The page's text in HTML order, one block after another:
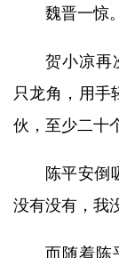
魏晋一惊。
贺小凉再
只龙角，用手
伙，至少二十
陈平安倒
没有没有，我
而随着陈